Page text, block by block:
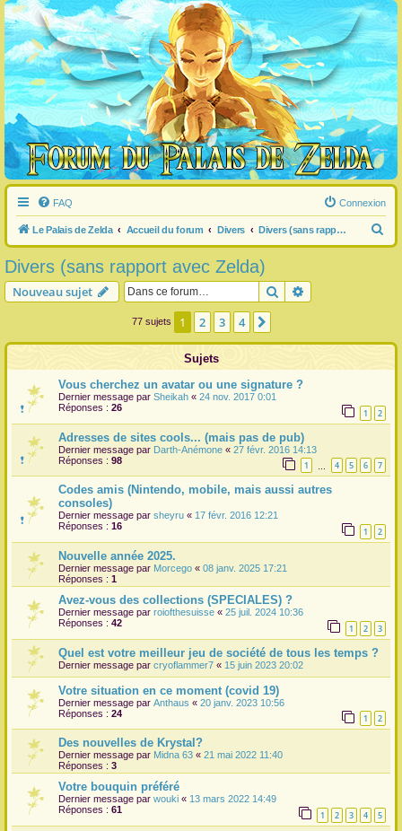
FAQ Connexion
Le Palais de Zelda Accueil du forum Divers Divers (sans rapport avec Zelda)
e
r
Divers (sans rapport avec Zelda)
Nouveau sujet Rechercher
77 sujets 1 2 3 4
Sujets
Vous cherchez un avatar ou une signature ?
Dernier message par Sheikah « 24 nov. 2017 0:01
Réponses : 26 1 2
Adresses de sites cools... (mais pas de pub)
Dernier message par Darth-Anémone « 27 févr. 2016 14:13
Réponses : 98 1 4 5 6 7
Codes amis (Nintendo, mobile, mais aussi autres
consoles)
Dernier message par sheyru « 17 févr. 2016 12:21
Réponses : 16 1 2
Nouvelle année 2025.
Dernier message par Morcego « 08 janv. 2025 17:21
Réponses : 1
Avez-vous des collections (SPECIALES) ?
Dernier message par roiofthesuisse « 25 juil. 2024 10:36
Réponses : 42 1 2 3
Quel est votre meilleur jeu de société de tous les temps ?
Dernier message par cryoflammer7 « 15 juin 2023 20:02
Votre situation en ce moment (covid 19)
Dernier message par Anthaus « 20 janv. 2023 10:56
Réponses : 24 1 2
Des nouvelles de Krystal?
Dernier message par Midna 63 « 21 mai 2022 11:40
Réponses : 3
Votre bouquin préféré
Dernier message par wouki « 13 mars 2022 14:49
Réponses : 61 1 2 3 4 5